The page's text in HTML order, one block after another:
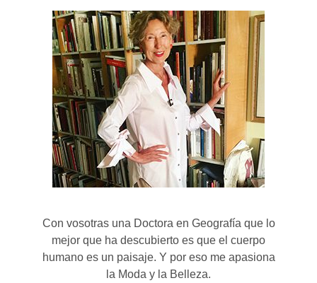
Con vosotras una Doctora en Geografía que lo
mejor que ha descubierto es que el cuerpo
humano es un paisaje. Y por eso me apasiona
la Moda y la Belleza.